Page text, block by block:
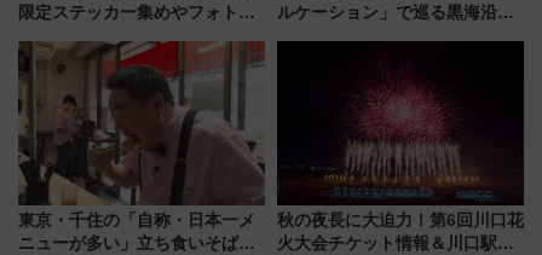
限定ステッカー集めやフォトス
いを満喫しよう（花火鑑賞会応
募は7/12まで！）
ルケーション」で巡る黒海沿岸
連検索数が前年比237％増、ナ
ショジオも認める『2026年に訪
れるべき世界の旅先』
東京・千住の「自称・日本一メ
ニューが多い」立ち食いそば屋
秋の夜長に大迫力！第6回川口花
火大会チケット情報＆川口駅か